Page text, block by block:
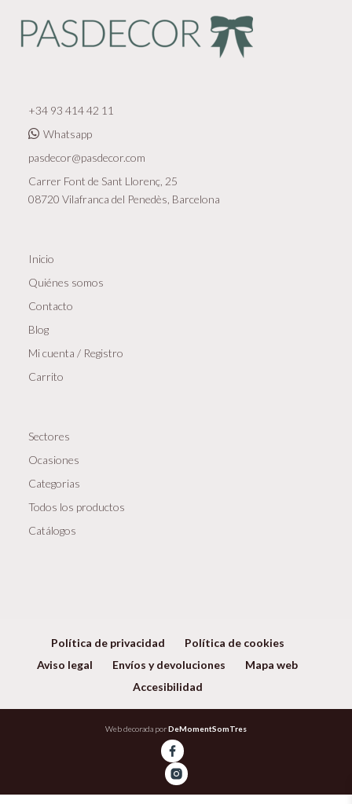
+34 93 414 42 11
Whatsapp
pasdecor@pasdecor.com
Carrer Font de Sant Llorenç, 25
08720 Vilafranca del Penedès, Barcelona
Inicio
Quiénes somos
Contacto
Blog
Mi cuenta / Registro
Carrito
Sectores
Ocasiones
Categorias
Todos los productos
Catálogos
Política de privacidad
Política de cookies
Aviso legal
Envíos y devoluciones
Mapa web
Accesibilidad
Web decorada porDeMomentSomTres